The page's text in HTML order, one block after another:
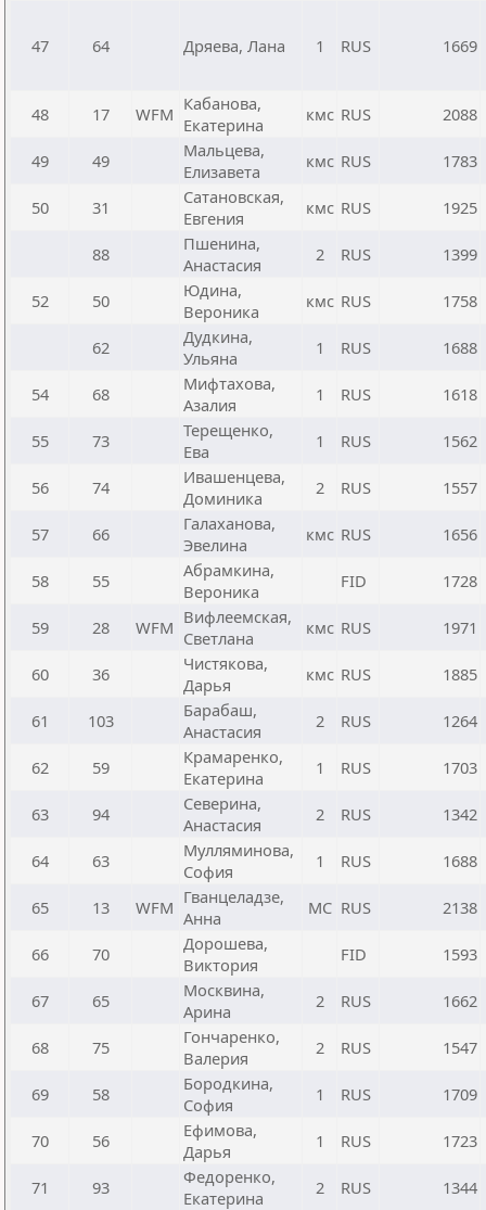
47 64 Дряева, Лана 1 RUS 1669
48 17 WFM Кабанова,
Екатерина
кмс RUS 2088
49 49
Мальцева,
Елизавета
кмс RUS 1783
50 31
Сатановская,
Евгения
кмс RUS 1925
88
Пшенина,
Анастасия
2 RUS 1399
52 50
Юдина,
Вероника
кмс RUS 1758
62
Дудкина,
Ульяна
1 RUS 1688
54 68
Мифтахова,
Азалия
1 RUS 1618
55 73
Терещенко,
Ева
1 RUS 1562
56 74
Ивашенцева,
Доминика
2 RUS 1557
57 66
Галаханова,
Эвелина
кмс RUS 1656
58 55
Абрамкина,
Вероника
FID 1728
59 28 WFM Вифлеемская,
Светлана
кмс RUS 1971
60 36
Чистякова,
Дарья
кмс RUS 1885
61 103
Барабаш,
Анастасия
2 RUS 1264
62 59
Крамаренко,
Екатерина
1 RUS 1703
63 94
Северина,
Анастасия
2 RUS 1342
64 63
Мулляминова,
София
1 RUS 1688
65 13 WFM Гванцеладзе,
Анна
МС RUS 2138
66 70
Дорошева,
Виктория
FID 1593
67 65
Москвина,
Арина
2 RUS 1662
68 75
Гончаренко,
Валерия
2 RUS 1547
69 58
Бородкина,
София
1 RUS 1709
70 56
Ефимова,
Дарья
1 RUS 1723
71 93
Федоренко,
Екатерина
2 RUS 1344